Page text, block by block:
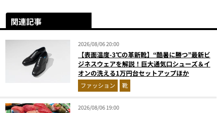
関連記事
2026/08/06 20:00
【表面温度-3℃の革新靴】“酷暑に勝つ”最新ビ
ジネスウェアを解説！巨大通気口シューズ＆イ
オンの洗える1万円台セットアップほか
ファッション 靴
2026/08/06 19:00